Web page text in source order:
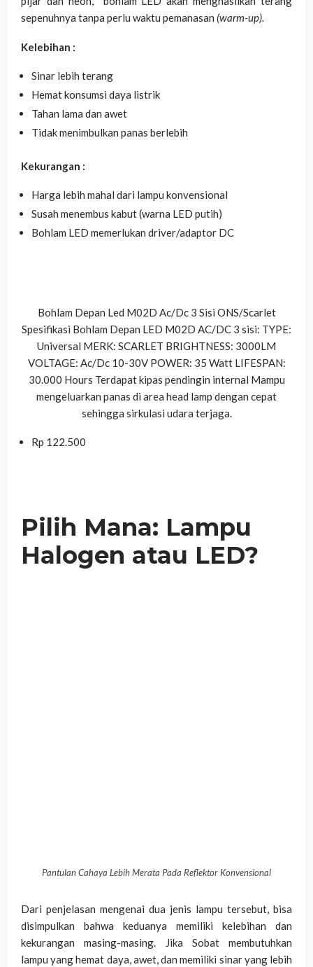
sepenuhnya tanpa perlu waktu pemanasan (warm-up).
Kelebihan :
Sinar lebih terang
Hemat konsumsi daya listrik
Tahan lama dan awet
Tidak menimbulkan panas berlebih
Kekurangan :
Harga lebih mahal dari lampu konvensional
Susah menembus kabut (warna LED putih)
Bohlam LED memerlukan driver/adaptor DC
Bohlam Depan Led M02D Ac/Dc 3 Sisi ONS/Scarlet
Spesifikasi Bohlam Depan LED M02D AC/DC 3 sisi: TYPE:
Universal MERK: SCARLET BRIGHTNESS: 3000LM
VOLTAGE: Ac/Dc 10-30V POWER: 35 Watt LIFESPAN:
30.000 Hours Terdapat kipas pendingin internal Mampu
mengeluarkan panas di area head lamp dengan cepat
sehingga sirkulasi udara terjaga.
Rp 122.500
Pilih Mana: Lampu
Halogen atau LED?
Pantulan Cahaya Lebih Merata Pada Reflektor Konvensional
Dari penjelasan mengenai dua jenis lampu tersebut, bisa
disimpulkan bahwa keduanya memiliki kelebihan dan
kekurangan masing-masing. Jika Sobat membutuhkan
lampu yang hemat daya, awet, dan memiliki sinar yang lebih